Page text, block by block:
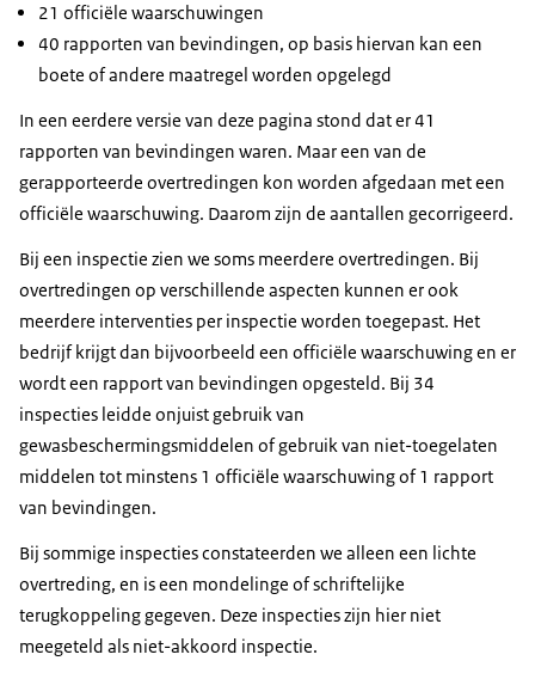
21 officiële waarschuwingen
40 rapporten van bevindingen, op basis hiervan kan een
boete of andere maatregel worden opgelegd
In een eerdere versie van deze pagina stond dat er 41
rapporten van bevindingen waren. Maar een van de
gerapporteerde overtredingen kon worden afgedaan met een
officiële waarschuwing. Daarom zijn de aantallen gecorrigeerd.
Bij een inspectie zien we soms meerdere overtredingen. Bij
overtredingen op verschillende aspecten kunnen er ook
meerdere interventies per inspectie worden toegepast. Het
bedrijf krijgt dan bijvoorbeeld een officiële waarschuwing en er
wordt een rapport van bevindingen opgesteld. Bij 34
inspecties leidde onjuist gebruik van
gewasbeschermingsmiddelen of gebruik van niet-toegelaten
middelen tot minstens 1 officiële waarschuwing of 1 rapport
van bevindingen.
Bij sommige inspecties constateerden we alleen een lichte
overtreding, en is een mondelinge of schriftelijke
terugkoppeling gegeven. Deze inspecties zijn hier niet
meegeteld als niet-akkoord inspectie.